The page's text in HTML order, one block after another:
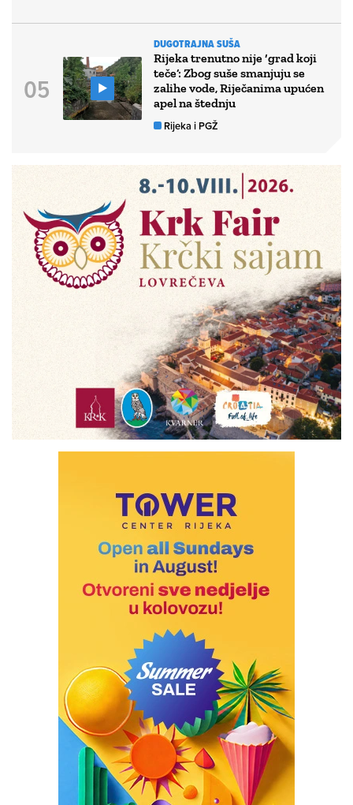
DUGOTRAJNA SUŠA
Rijeka trenutno nije ‘grad koji
teče’: Zbog suše smanjuju se
zalihe vode, Riječanima upućen
apel na štednju
Rijeka i PGŽ